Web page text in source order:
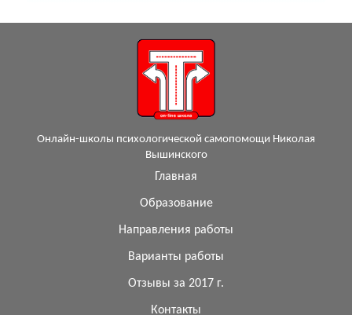
Онлайн-школы психологической самопомощи Николая
Вышинского
Главная
Образование
Направления работы
Варианты работы
Отзывы за 2017 г.
Контакты